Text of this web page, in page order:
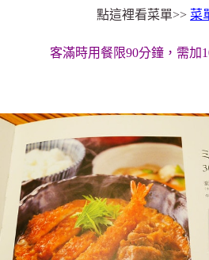
點這裡看菜單>> 菜
客滿時用餐限90分鐘，需加